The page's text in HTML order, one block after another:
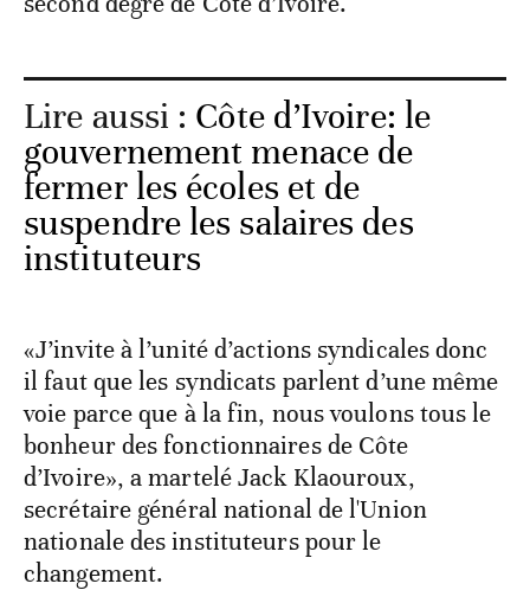
Lire aussi : Côte d’Ivoire: le
gouvernement menace de
fermer les écoles et de
suspendre les salaires des
instituteurs
​​«J’invite à l’unité d’actions syndicales donc
il faut que les syndicats parlent d’une même
voie parce que à la fin, nous voulons tous le
bonheur des fonctionnaires de Côte
d’Ivoire», a martelé Jack Klaouroux,
secrétaire général national de l'Union
nationale des instituteurs pour le
changement.